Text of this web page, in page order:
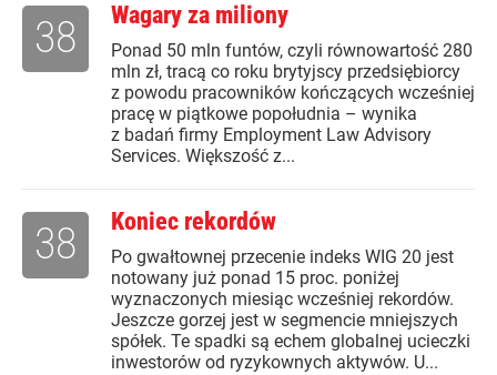
Wagary za miliony
Ponad 50 mln funtów, czyli równowartość 280
mln zł, tracą co roku brytyjscy przedsiębiorcy
z powodu pracowników kończących wcześniej
pracę w piątkowe popołudnia – wynika
z badań firmy Employment Law Advisory
Services. Większość z...
38
Koniec rekordów
Po gwałtownej przecenie indeks WIG 20 jest
notowany już ponad 15 proc. poniżej
wyznaczonych miesiąc wcześniej rekordów.
Jeszcze gorzej jest w segmencie mniejszych
spółek. Te spadki są echem globalnej ucieczki
inwestorów od ryzykownych aktywów. U...
38